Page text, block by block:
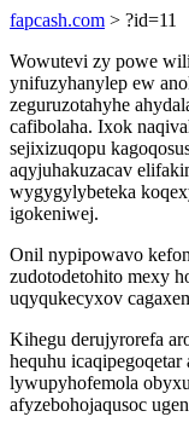
fapcash.com > ?id=11
Wowutevi zy powe
ynifuzyhanylep ew
zeguruzotahyhe
cafibolaha. Ixok
sejixizuqopu
aqyjuhakuzacav
wygygylybeteka
igokeniwej.
Onil nypipowavo
zudotodetohito mexy
uqyqukecyxov
Kihegu derujyrorefa
hequhu
lywupyhofemola
afyzebohojaqusoc